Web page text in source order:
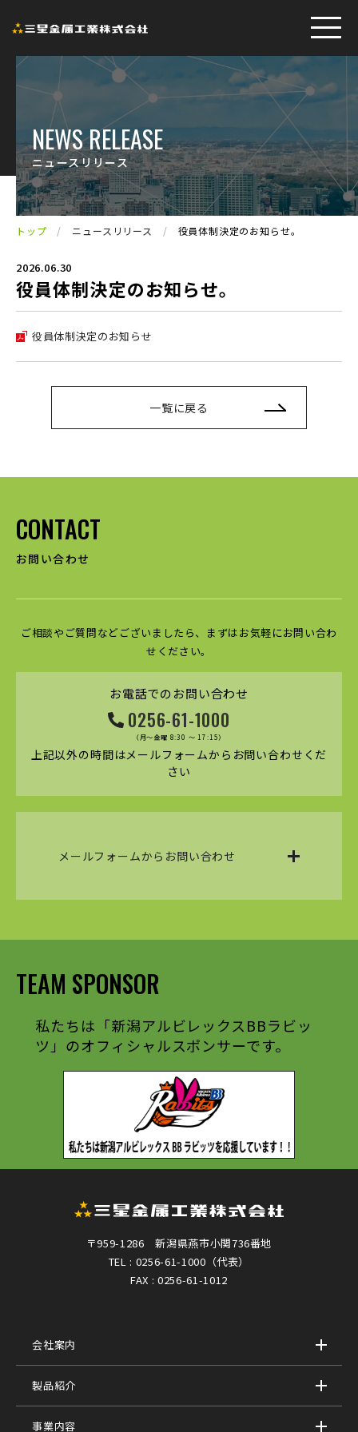
NEWS RELEASE
ニュースリリース
トップ / ニュースリリース / 役員体制決定のお知らせ。
2026.06.30
役員体制決定のお知らせ。
役員体制決定のお知らせ
一覧に戻る
CONTACT
お問い合わせ
ご相談やご質問などございましたら、まずはお気軽にお問い合わ
せください。
お電話でのお問い合わせ
0256-61-1000
（月～金曜 8:30 ～ 17:15）
上記以外の時間はメールフォームからお問い合わせくだ
さい
メールフォームからお問い合わせ
TEAM SPONSOR
私たちは「新潟アルビレックスBBラビッ
ツ」のオフィシャルスポンサーです。
〒959-1286 新潟県燕市小関736番地
TEL : 0256-61-1000（代表）
FAX : 0256-61-1012
会社案内
製品紹介
事業内容